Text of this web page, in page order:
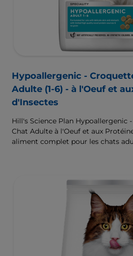
Hypoallergenic -
Adulte (1-6) - à l'Oeuf et
d'Insectes
Hill's Science Plan Hypoallergenic
Chat Adulte à l'Oeuf et aux
aliment complet pour les chats